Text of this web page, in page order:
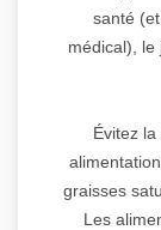
santé
médical), le
Évitez
graisses
Les